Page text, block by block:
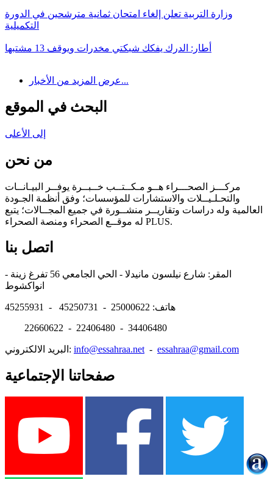
وزارة التربية تعلن إلغاء امتحان ثمانية مترشحين في الدورة
التكميلية
أطار: الدرك يفكك شبكتي مخدرات ويوقف 13 مشتبها
عرض المزيد من الأخبار...
البحث في الموقع
إلى الأعلى
من نحن
مركـــز الصحـــراء هــو مـكــتــب خــبــرة يوفــر البيـانــات
والتحـلـيــلات والاستشارات للمؤسسات؛ وفق أنظمة الجـودة
العالمية وله دراسات وتقاريــر منشــورة في جميع المجــالات؛ يتبع
له موقــع الصحراء ومنصة الصحراء PLUS.
اتصل بنا
المقر: شارع نيلسون مانيدلا - الحي الجامعي 56 تفرغ زينة -
هاتف: 25000622 - 45250731 - 45255931
22660622 - 22406480 - 34406480
البريد الالكتروني: info@essahraa.net - essahraa@gmail.com
صفحاتنا الإجتماعية